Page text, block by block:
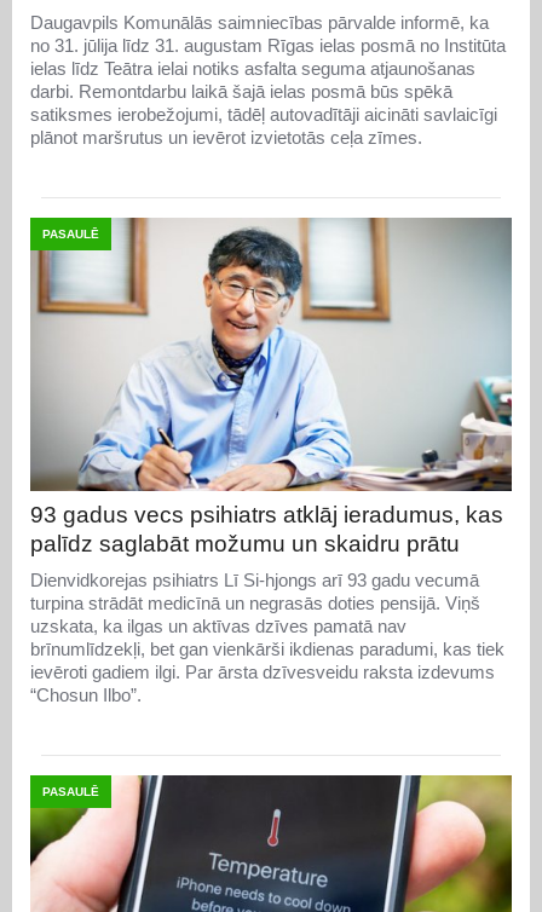
Daugavpils Komunālās saimniecības pārvalde informē, ka
no 31. jūlija līdz 31. augustam Rīgas ielas posmā no Institūta
ielas līdz Teātra ielai notiks asfalta seguma atjaunošanas
darbi. Remontdarbu laikā šajā ielas posmā būs spēkā
satiksmes ierobežojumi, tādēļ autovadītāji aicināti savlaicīgi
plānot maršrutus un ievērot izvietotās ceļa zīmes.
PASAULĒ
93 gadus vecs psihiatrs atklāj ieradumus, kas
palīdz saglabāt možumu un skaidru prātu
Dienvidkorejas psihiatrs Lī Si-hjongs arī 93 gadu vecumā
turpina strādāt medicīnā un negrasās doties pensijā. Viņš
uzskata, ka ilgas un aktīvas dzīves pamatā nav
brīnumlīdzekļi, bet gan vienkārši ikdienas paradumi, kas tiek
ievēroti gadiem ilgi. Par ārsta dzīvesveidu raksta izdevums
“Chosun Ilbo”.
PASAULĒ